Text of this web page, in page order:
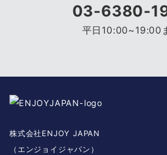
03-6380-
平日10:00~19:00
株式会社ENJOY JAPAN
（エンジョイジャパン）